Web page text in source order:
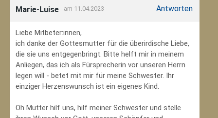
Marie-Luise am 11.04.2023 Antworten
Liebe Mitbeter:innen,
ich danke der Gottesmutter für die überirdische Liebe,
die sie uns entgegenbringt. Bitte helft mir in meinem
Anliegen, das ich als Fürsprecherin vor unseren Herrn
legen will - betet mit mir für meine Schwester. Ihr
einziger Herzenswunsch ist ein eigenes Kind.
Oh Mutter hilf uns, hilf meiner Schwester und stelle